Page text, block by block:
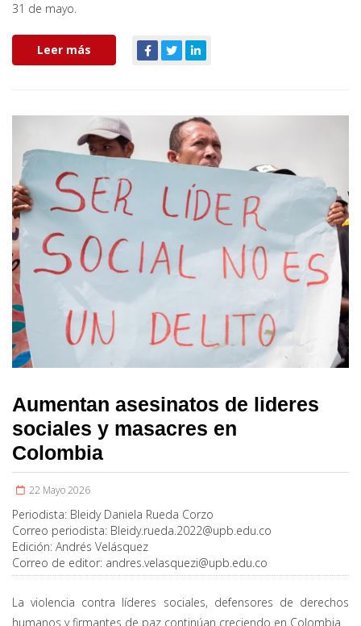
31 de mayo.
Leer más
Aumentan asesinatos de lideres
sociales y masacres en
Colombia
22 Mayo 2026
Periodista: Bleidy Daniela Rueda Corzo
Correo periodista: Bleidy.rueda.2022@upb.edu.co
Edición: Andrés Velásquez
Correo de editor: andres.velasquezi@upb.edu.co
La violencia contra líderes sociales, defensores de derechos
humanos y firmantes de paz continúan creciendo en Colombia.